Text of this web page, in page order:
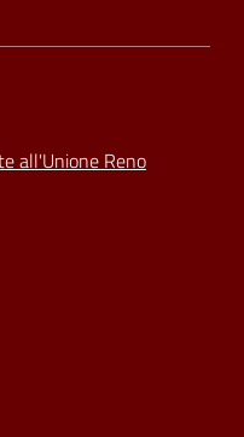
all'Unione Reno